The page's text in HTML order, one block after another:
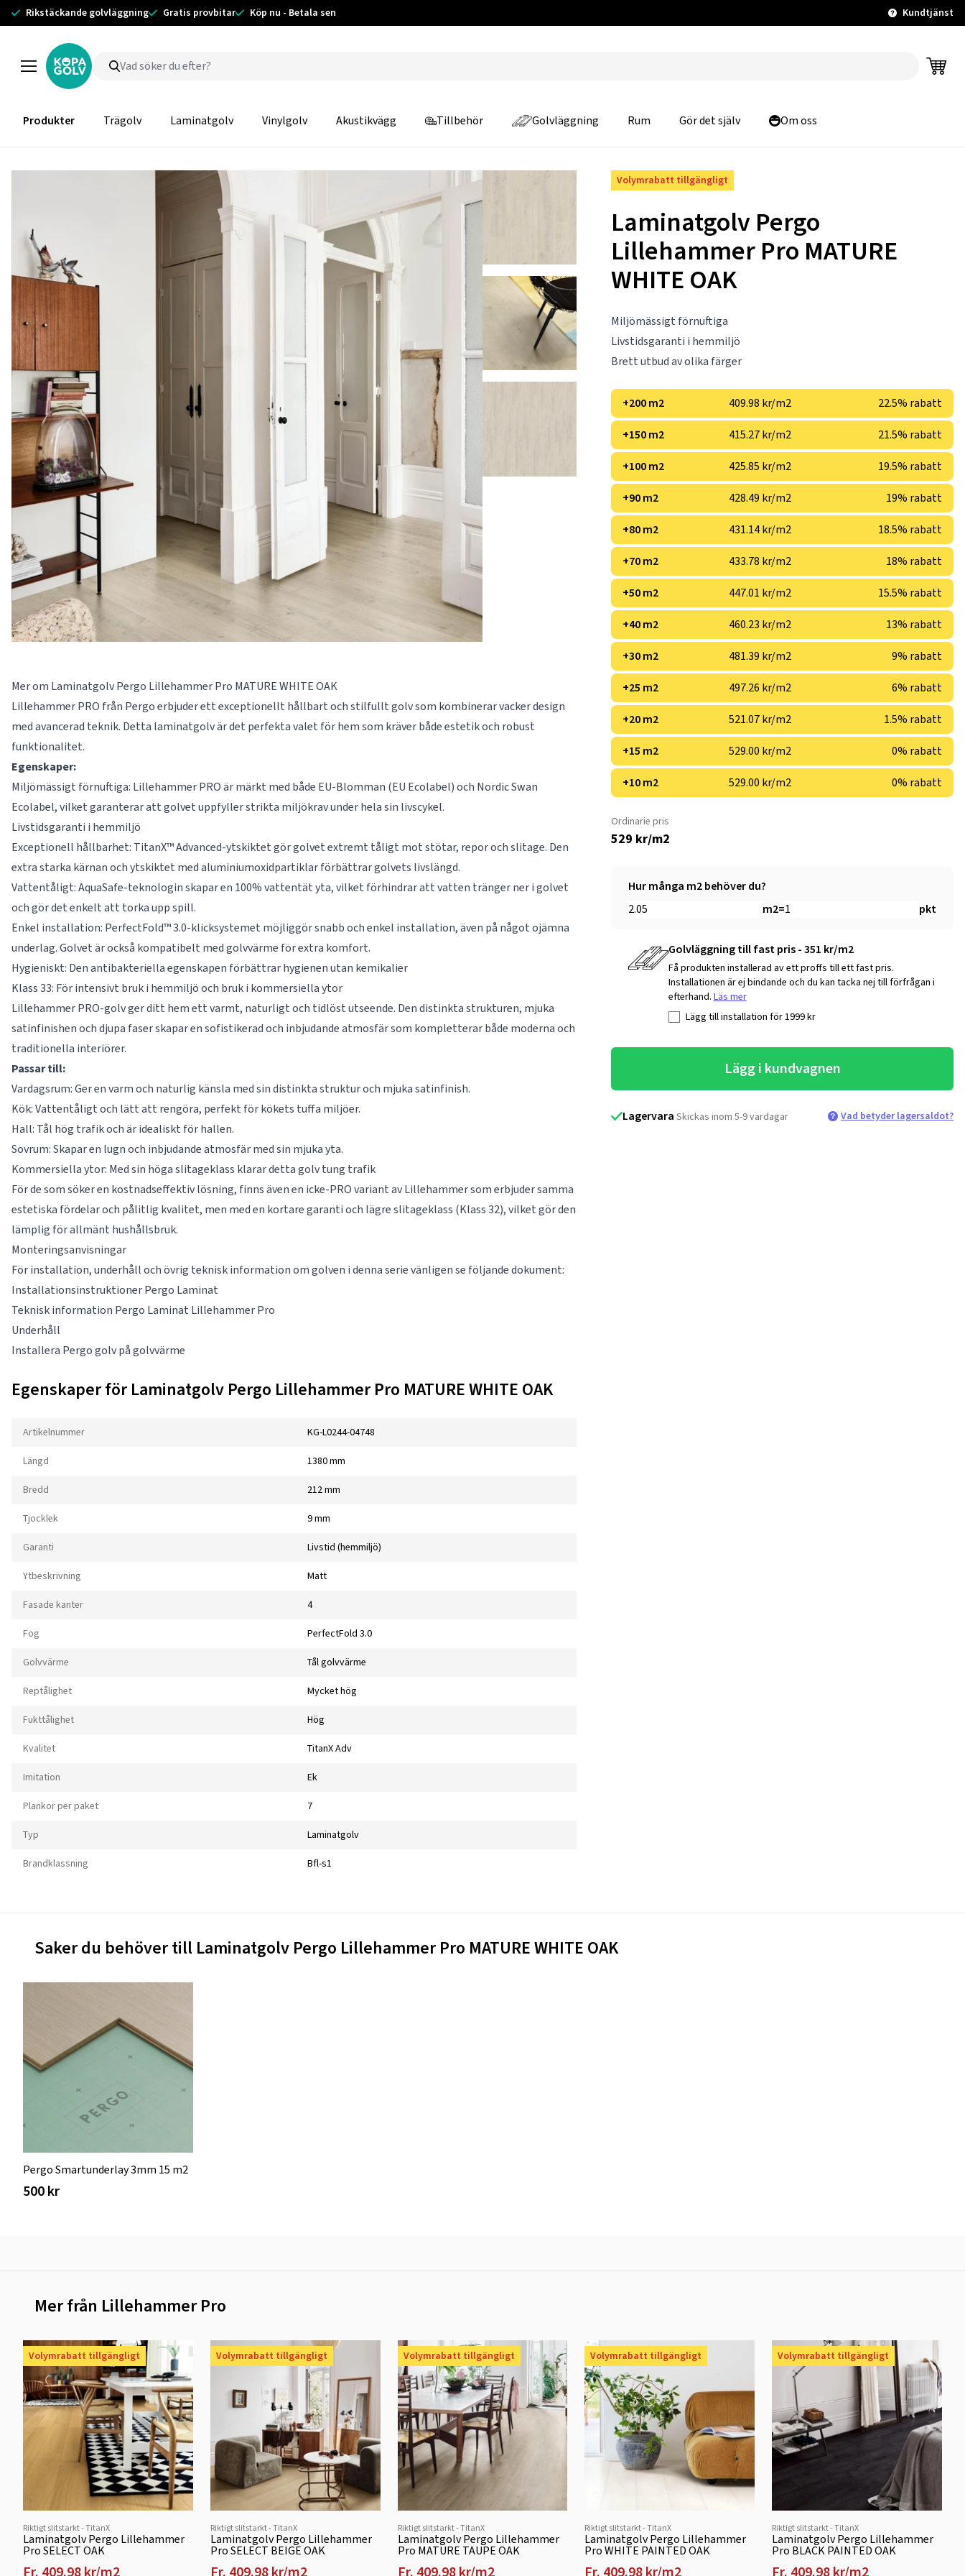
Rikstäckande golvläggning Gratis provbitar Köp nu - Betala sen Kundtjänst
Produkter Trägolv Laminatgolv Vinylgolv Akustikvägg Tillbehör Golvläggning Rum Gör det själv Om oss
Volymrabatt tillgängligt
Laminatgolv Pergo
Lillehammer Pro MATURE
WHITE OAK
Miljömässigt förnuftiga
Livstidsgaranti i hemmiljö
Brett utbud av olika färger
+200 m2 409.98 kr/m2 22.5% rabatt
+150 m2 415.27 kr/m2 21.5% rabatt
+100 m2 425.85 kr/m2 19.5% rabatt
+90 m2 428.49 kr/m2 19% rabatt
+80 m2 431.14 kr/m2 18.5% rabatt
+70 m2 433.78 kr/m2 18% rabatt
+50 m2 447.01 kr/m2 15.5% rabatt
+40 m2 460.23 kr/m2 13% rabatt
+30 m2 481.39 kr/m2 9% rabatt
+25 m2 497.26 kr/m2 6% rabatt
+20 m2 521.07 kr/m2 1.5% rabatt
+15 m2 529.00 kr/m2 0% rabatt
+10 m2 529.00 kr/m2 0% rabatt
Ordinarie pris
529 kr/m2
Hur många m2 behöver du?
m2= pkt
Golvläggning till fast pris - 351 kr/m2
Få produkten installerad av ett proffs till ett fast pris.
Installationen är ej bindande och du kan tacka nej till förfrågan i
efterhand. Läs mer
Lägg till installation för1999kr
Lägg i kundvagnen
Lagervara Skickas inom 5-9 vardagar Vad betyder lagersaldot?
Mer om Laminatgolv Pergo Lillehammer Pro MATURE WHITE OAK
Lillehammer PRO från Pergo erbjuder ett exceptionellt hållbart och stilfullt golv som kombinerar vacker design
med avancerad teknik. Detta laminatgolv är det perfekta valet för hem som kräver både estetik och robust
funktionalitet.
Egenskaper:
Miljömässigt förnuftiga: Lillehammer PRO är märkt med både EU-Blomman (EU Ecolabel) och Nordic Swan
Ecolabel, vilket garanterar att golvet uppfyller strikta miljökrav under hela sin livscykel.
Livstidsgaranti i hemmiljö
Exceptionell hållbarhet: TitanX™ Advanced-ytskiktet gör golvet extremt tåligt mot stötar, repor och slitage. Den
extra starka kärnan och ytskiktet med aluminiumoxidpartiklar förbättrar golvets livslängd.
Vattentåligt: AquaSafe-teknologin skapar en 100% vattentät yta, vilket förhindrar att vatten tränger ner i golvet
och gör det enkelt att torka upp spill.
Enkel installation: PerfectFold™ 3.0-klicksystemet möjliggör snabb och enkel installation, även på något ojämna
underlag. Golvet är också kompatibelt med golvvärme för extra komfort.
Hygieniskt: Den antibakteriella egenskapen förbättrar hygienen utan kemikalier
Klass 33: För intensivt bruk i hemmiljö och bruk i kommersiella ytor
Lillehammer PRO-golv ger ditt hem ett varmt, naturligt och tidlöst utseende. Den distinkta strukturen, mjuka
satinfinishen och djupa faser skapar en sofistikerad och inbjudande atmosfär som kompletterar både moderna och
traditionella interiörer.
Passar till:
Vardagsrum: Ger en varm och naturlig känsla med sin distinkta struktur och mjuka satinfinish.
Kök: Vattentåligt och lätt att rengöra, perfekt för kökets tuffa miljöer.
Hall: Tål hög trafik och är idealiskt för hallen.
Sovrum: Skapar en lugn och inbjudande atmosfär med sin mjuka yta.
Kommersiella ytor: Med sin höga slitageklass klarar detta golv tung trafik
För de som söker en kostnadseffektiv lösning, finns även en icke-PRO variant av Lillehammer som erbjuder samma
estetiska fördelar och pålitlig kvalitet, men med en kortare garanti och lägre slitageklass (Klass 32), vilket gör den
lämplig för allmänt hushållsbruk.
Monteringsanvisningar
För installation, underhåll och övrig teknisk information om golven i denna serie vänligen se följande dokument:
Installationsinstruktioner Pergo Laminat
Teknisk information Pergo Laminat Lillehammer Pro
Underhåll
Installera Pergo golv på golvvärme
Egenskaper för Laminatgolv Pergo Lillehammer Pro MATURE WHITE OAK
Artikelnummer KG-L0244-04748
Längd 1380 mm
Bredd 212 mm
Tjocklek 9 mm
Garanti Livstid (hemmiljö)
Ytbeskrivning Matt
Fasade kanter 4
Fog PerfectFold 3.0
Golvvärme Tål golvvärme
Reptålighet Mycket hög
Fukttålighet Hög
Kvalitet TitanX Adv
Imitation Ek
Plankor per paket 7
Typ Laminatgolv
Brandklassning Bfl-s1
Saker du behöver till Laminatgolv Pergo Lillehammer Pro MATURE WHITE OAK
Pergo Smartunderlay 3mm 15 m2
500 kr
Mer från Lillehammer Pro
Volymrabatt tillgängligt
Riktigt slitstarkt - TitanX
Laminatgolv Pergo Lillehammer
Pro SELECT OAK
Fr. 409.98 kr/m2
Volymrabatt tillgängligt
Riktigt slitstarkt - TitanX
Laminatgolv Pergo Lillehammer
Pro SELECT BEIGE OAK
Fr. 409.98 kr/m2
Volymrabatt tillgängligt
Riktigt slitstarkt - TitanX
Laminatgolv Pergo Lillehammer
Pro MATURE TAUPE OAK
Fr. 409.98 kr/m2
Volymrabatt tillgängligt
Riktigt slitstarkt - TitanX
Laminatgolv Pergo Lillehammer
Pro WHITE PAINTED OAK
Fr. 409.98 kr/m2
Volymrabatt tillgängligt
Riktigt slitstarkt - TitanX
Laminatgolv Pergo Lillehammer
Pro BLACK PAINTED OAK
Fr. 409.98 kr/m2